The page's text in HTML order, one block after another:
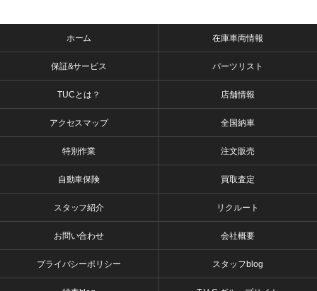
ホーム 在庫車両情報
保証&サービス パーツリスト
TUCとは？ 店舗情報
アクセスマップ 全国納車
特別作業 注文販売
自動車保険 買取査定
スタッフ紹介 リクルート
お問い合わせ 会社概要
プライバシーポリシー スタッフblog